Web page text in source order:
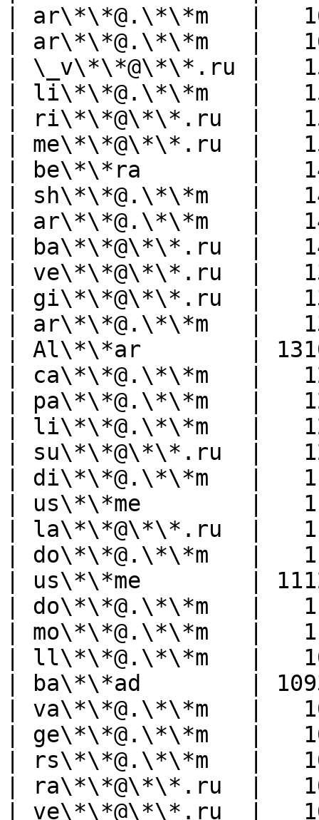
| ar\*\*@.\*\*m   |
| ar\*\*@.\*\*m   |
| \_v\*\*@\*\*.ru |
| li\*\*@.\*\*m   |
| ri\*\*@\*\*.ru  |
| me\*\*@\*\*.ru  |
| be\*\*ra        |
| sh\*\*@.\*\*m   |
| ar\*\*@.\*\*m   |
| ba\*\*@\*\*.ru  |
| ve\*\*@\*\*.ru  |
| gi\*\*@\*\*.ru  |
| ar\*\*@.\*\*m   |
| Al\*\*ar        |
| ca\*\*@.\*\*m   |
| pa\*\*@.\*\*m   |
| li\*\*@.\*\*m   |
| su\*\*@\*\*.ru  |
| di\*\*@.\*\*m   |
| us\*\*me        |
| la\*\*@\*\*.ru  |
| do\*\*@.\*\*m   |
| us\*\*me        |
| do\*\*@.\*\*m   |
| mo\*\*@.\*\*m   |
| ll\*\*@.\*\*m   |
| ba\*\*ad        |
| va\*\*@.\*\*m   |
| ge\*\*@.\*\*m   |
| rs\*\*@.\*\*m   |
| ra\*\*@\*\*.ru  |
| ve\*\*@\*\*.ru  |